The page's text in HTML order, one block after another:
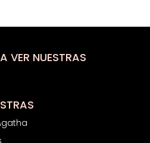
VER NUESTRAS